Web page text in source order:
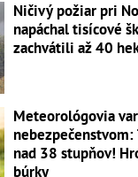
Ničivý požiar pri
napáchal tisícové
zachvátili až 40
Meteorológovia
nad 38 stupňov!
búrky